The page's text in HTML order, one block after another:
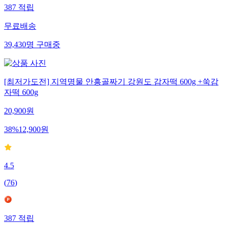
387 적립
무료배송
39,430명 구매중
[최저가도전] 지역명물 안흥골짜기 강원도 감자떡 600g +쑥감
자떡 600g
20,900원
38%12,900원
4.5
(76)
387 적립